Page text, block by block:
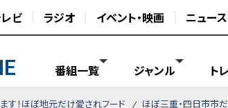
ビ ラジオ イベント・映画 ニュース
番組一覧 ジャンル ト
す！ほぼ地元だけ愛されフード ほぼ三重・四日市市だ